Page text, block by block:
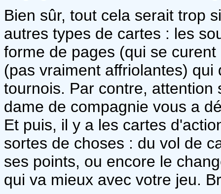
Bien sûr, tout cela serait trop
autres types de cartes : les
forme de pages (qui se
(pas vraiment affriolantes)
tournois. Par contre,
dame de compagnie vous a
Et puis, il y a les cartes
sortes de choses : du vol de
ses points, ou encore le
qui va mieux avec votre jeu.